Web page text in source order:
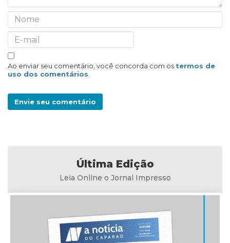
Ao enviar seu comentário, você concorda com os termos de
uso dos comentários
Envie seu comentário
Última Edição
Leia Online o Jornal Impresso